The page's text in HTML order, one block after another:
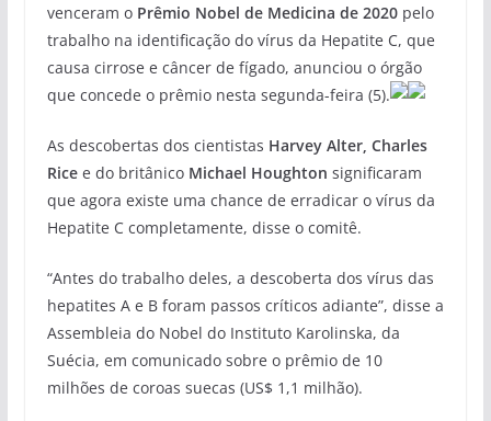
venceram o Prêmio Nobel de Medicina de 2020 pelo
trabalho na identificação do vírus da Hepatite C, que
causa cirrose e câncer de fígado, anunciou o órgão
que concede o prêmio nesta segunda-feira (5).
As descobertas dos cientistas Harvey Alter, Charles
Ricee do britânico Michael Houghton significaram
que agora existe uma chance de erradicar o vírus da
Hepatite C completamente, disse o comitê.
“Antes do trabalho deles, a descoberta dos vírus das
hepatites A e B foram passos críticos adiante”, disse a
Assembleia do Nobel do Instituto Karolinska, da
Suécia, em comunicado sobre o prêmio de 10
milhões de coroas suecas (US$ 1,1 milhão).